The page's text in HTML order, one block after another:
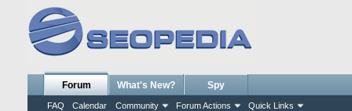
Forum
FAQ Calendar Community Forum Actions Quick Links
What's New? Spy